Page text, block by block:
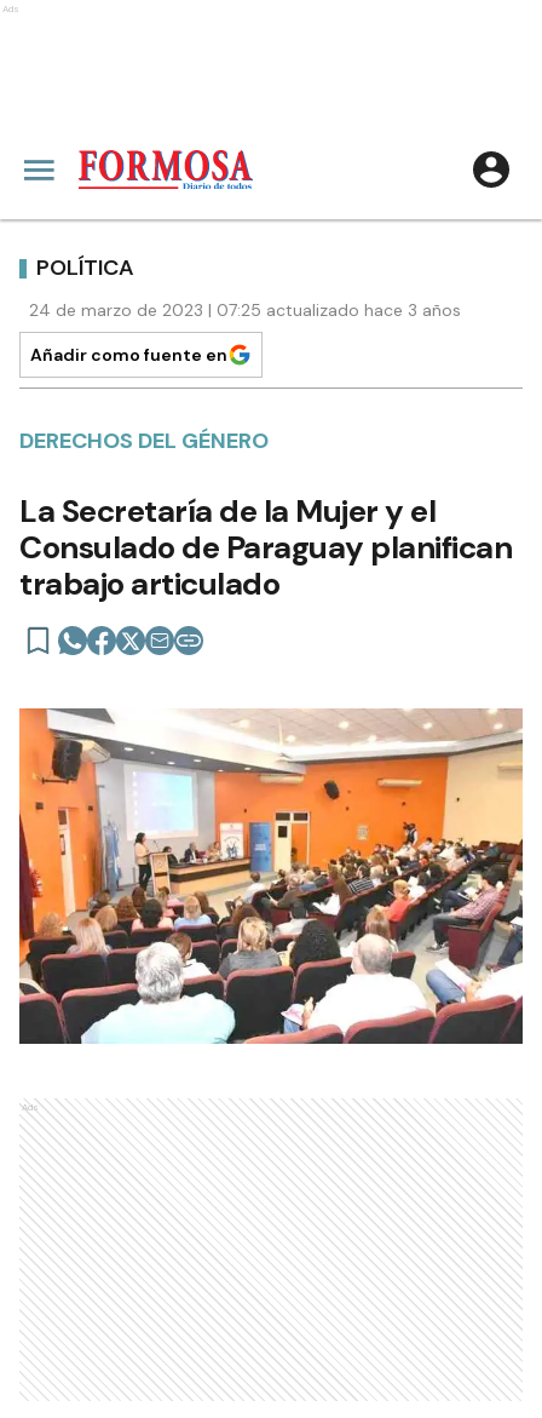
Ads
POLÍTICA
24 de marzo de 2023 | 07:25 actualizado hace 3 años
Añadir como fuente en
DERECHOS DEL GÉNERO
La Secretaría de la Mujer y el
Consulado de Paraguay planifican
trabajo articulado
Ads